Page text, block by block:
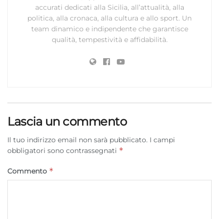
Riconoscere i dispositivi in base a informazioni
richieste attivamente.
Garantire la sicurezza, prevenire e
e presentare pubblicità e contenuto,
accurati dedicati alla Sicilia, all’attualità, alla
politica, alla cronaca, alla cultura e allo sport. Un
team dinamico e indipendente che garantisce
qualità, tempestività e affidabilità.
Lascia un commento
Il tuo indirizzo email non sarà pubblicato. I campi
obbligatori sono contrassegnati *
Commento *